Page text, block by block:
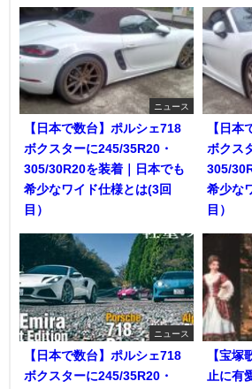
ニュース
【日本で数台】ポルシェ718
ボクスターに245/35R20・
305/30R20を装着｜日本でも
希少なワイド仕様とは(3回
目）
【日本
ボクス
305/
希少な
目）
ニュース
【日本で数台】ポルシェ718
ボクスターに245/35R20・
【宝塚
止に有